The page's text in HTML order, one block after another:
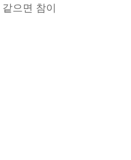
으면 참이